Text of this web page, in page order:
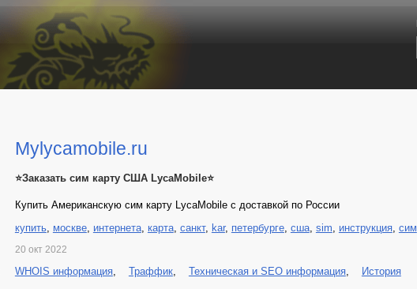
Mylycamobile.ru
⭐️Заказать сим карту США LycaMobile⭐️
Купить Американскую сим карту LycaMobile с доставкой по России
купить, москве, интернета, карта, санкт, kar, петербурге, сша, sim, инструкция, сим
20 окт 2022
WHOIS информация, Траффик, Техническая и SEO информация,
История